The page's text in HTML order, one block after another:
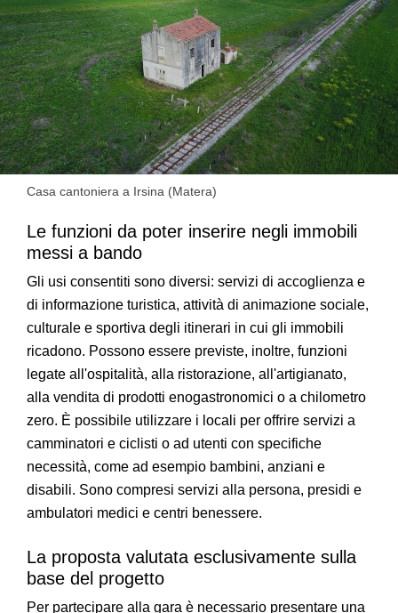
Casa cantoniera a Irsina (Matera)
Le funzioni da poter inserire negli immobili
messi a bando
Gli usi consentiti sono diversi: servizi di accoglienza e
di informazione turistica, attività di animazione sociale,
culturale e sportiva degli itinerari in cui gli immobili
ricadono. Possono essere previste, inoltre, funzioni
legate all'ospitalità, alla ristorazione, all'artigianato,
alla vendita di prodotti enogastronomici o a chilometro
zero. È possibile utilizzare i locali per offrire servizi a
camminatori e ciclisti o ad utenti con specifiche
necessità, come ad esempio bambini, anziani e
disabili. Sono compresi servizi alla persona, presidi e
ambulatori medici e centri benessere.
La proposta valutata esclusivamente sulla
base del progetto
Per partecipare alla gara è necessario presentare una